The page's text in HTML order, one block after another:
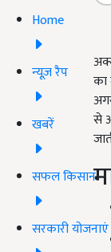
Home
न्यूज़ रैप
खबरें
सफल किसान
सरकारी योजनाएं
का
से